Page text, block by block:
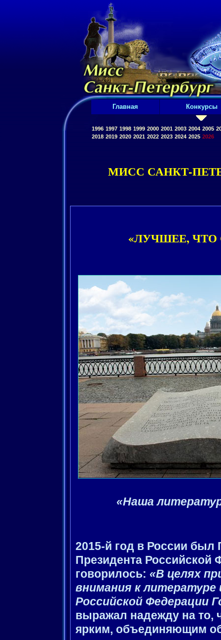
Главная Конкурсы
1996 1997 1998 1999 2000 2001 2003 2004 2005
2018 2019 2020 2021 2022 2023 2024 2025 2026
МИСС САНКТ-
«ЛУЧШЕЕ,
«Наша
2015-й год в России был
Президента Российской
говорилось: «В целях
внимания к
Российской Федерации
выражал надежду на то,
ярким, объединяющим